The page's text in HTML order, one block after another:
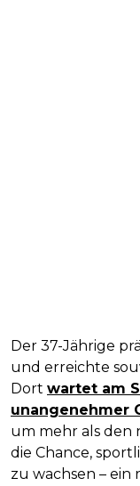
Der 37-Jährige
und erreichte
Dort wartet am
unangenehmer
um mehr als den
die Chance,
zu wachsen – ein